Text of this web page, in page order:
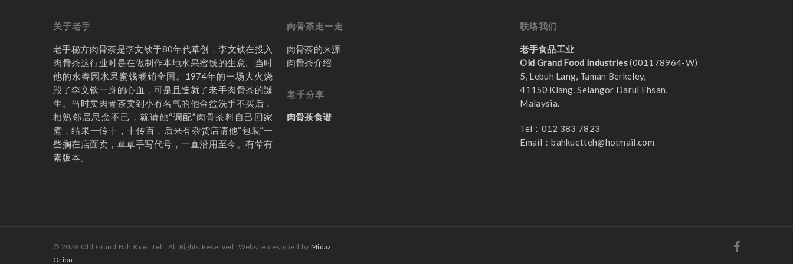
关于老手
老手秘方肉骨茶是李文钦于80年代草创，李文钦在投入
肉骨茶这行业时是在做制作本地水果蜜饯的生意。当时
他的永春园水果蜜饯畅销全国。1974年的一场大火烧
毁了李文钦一身的心血，可是且造就了老手肉骨茶的誕
生。当时卖肉骨茶卖到小有名气的他金盆洗手不买后，
相熟邻居思念不已，就请他“调配”肉骨茶料自己回家
煮，结果一传十，十传百，后来有杂货店请他“包装”一
些搁在店面卖，草草手写代号，一直沿用至今。有荤有
素版本。
肉骨茶走一走
肉骨茶的来源
肉骨茶介绍
老手分享
肉骨茶食谱
联络我们
老手食品工业
Old Grand Food Industries(001178964-W)
5, Lebuh Lang, Taman Berkeley,
41150 Klang, Selangor Darul Ehsan,
Malaysia.
Tel：012 383 7823
Email：bahkuetteh@hotmail.com
© 2026 Old Grand Bah Kuet Teh. All Rights Reserved. Website designed by Midaz
Orion